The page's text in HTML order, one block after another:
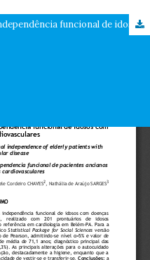
Impacto da hospitalização na independência funcional de idosos com doenças cardiovasculares